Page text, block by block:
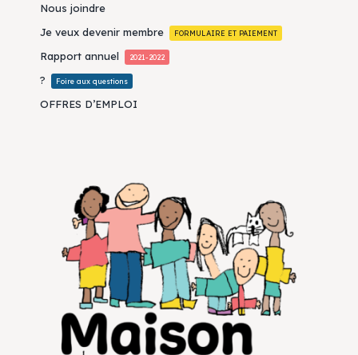
Nous joindre
Je veux devenir membre
FORMULAIRE ET PAIEMENT
Rapport annuel 2021-2022
? Foire aux questions
OFFRES D’EMPLOI